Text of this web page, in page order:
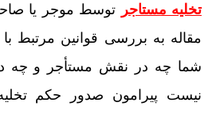
تخلیه مستاجر توسط موجر یا
مقاله به بررسی قوانین مرتبط
شما چه در نقش مستأجر و چه
نیست پیرامون صدور حکم